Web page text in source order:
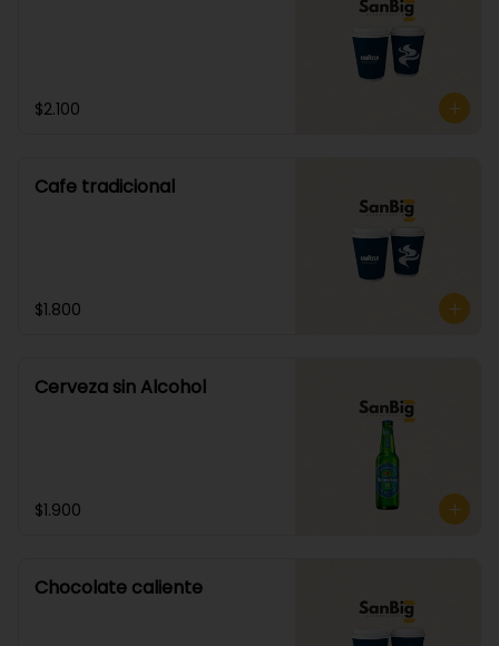
$2.100
Cafe tradicional
$1.800
Cerveza sin Alcohol
$1.900
Chocolate caliente